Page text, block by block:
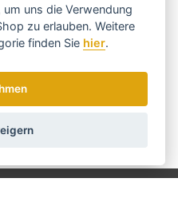
Angebote
...
um uns die Verwendung
erlauben. Weitere
finden Sie hier.